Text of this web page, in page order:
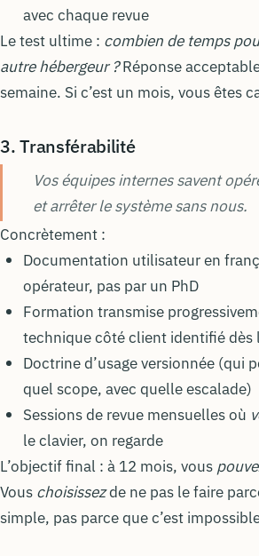
avec chaque revue
Le test ultime : combien de temps
autre hébergeur ?Réponse
semaine. Si c’est un mois, vous êtes
3. Transférabilité
Vos équipes internes savent
et arrêter le système sans nous.
Concrètement :
Documentation utilisateur en
opérateur, pas par un PhD
Formation transmise
technique côté client identifié dès
Doctrine d’usage versionnée (qui
quel scope, avec quelle escalade)
Sessions de revue mensuelles où
le clavier, on regarde
L’objectif final : à 12 mois, vous
Vous choisissezde ne pas le faire
simple, pas parce que c’est